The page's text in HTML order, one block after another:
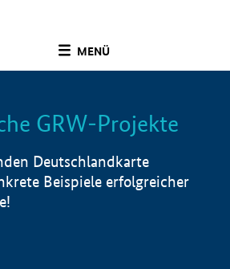
MENÜ
Info
GRW-Projekte
Deutschlandkarte
Beispiele erfolgreicher